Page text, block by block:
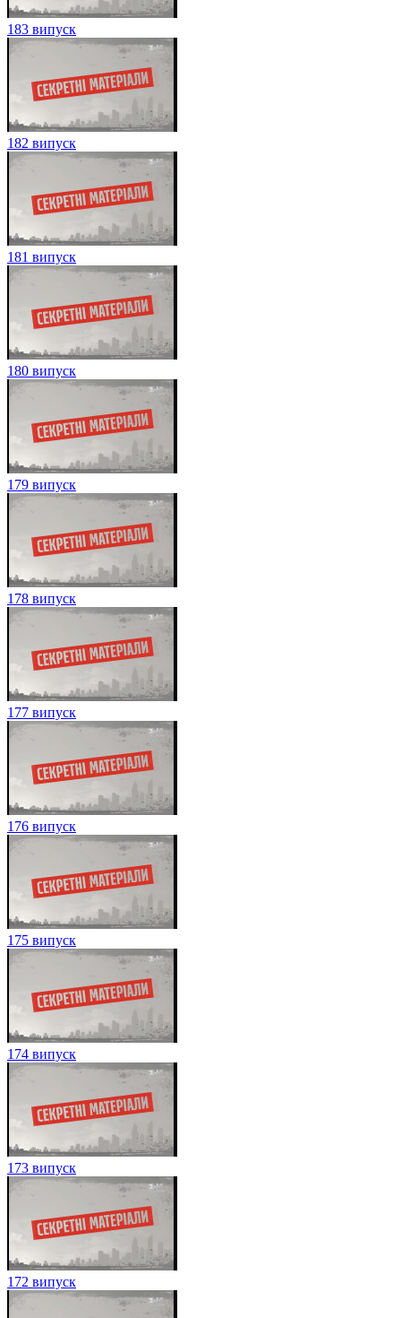
183 випуск
182 випуск
181 випуск
180 випуск
179 випуск
178 випуск
177 випуск
176 випуск
175 випуск
174 випуск
173 випуск
172 випуск